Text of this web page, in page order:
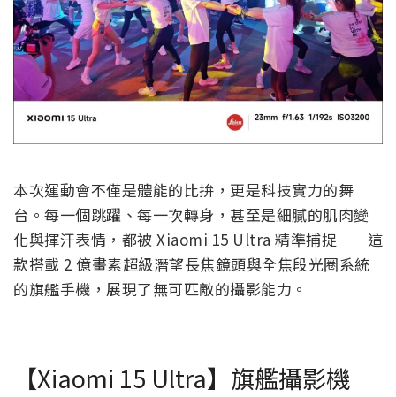
本次運動會不僅是體能的比拚，更是科技實力的舞
台。每一個跳躍、每一次轉身，甚至是細膩的肌肉變
化與揮汗表情，都被 Xiaomi 15 Ultra 精準捕捉——這
款搭載 2 億畫素超級潛望長焦鏡頭與全焦段光圈系統
的旗艦手機，展現了無可匹敵的攝影能力。
【Xiaomi 15 Ultra】旗艦攝影機